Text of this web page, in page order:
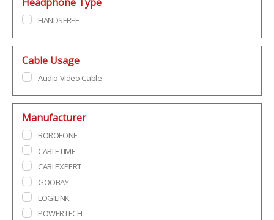
Headphone Type
HANDSFREE
Cable Usage
Audio Video Cable
Manufacturer
BOROFONE
CABLETIME
CABLEXPERT
GOOBAY
LOGILINK
POWERTECH